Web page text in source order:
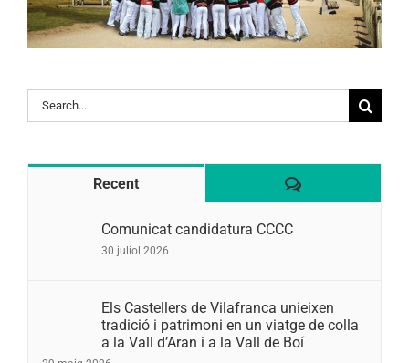
Search
for:
Recent Comentaris
Comunicat candidatura CCCC
30 juliol 2026
Els Castellers de Vilafranca unieixen
tradició i patrimoni en un viatge de colla
a la Vall d’Aran i a la Vall de Boí